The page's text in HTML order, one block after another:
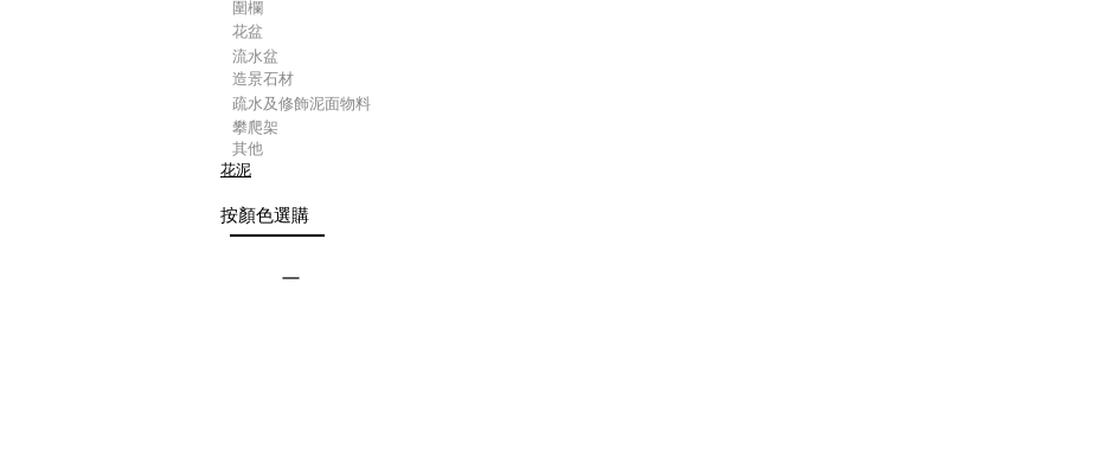
圍欄
花盆
流水盆
造景石材
疏水及修飾泥面物料
攀爬架
其他
花泥
按顏色選購